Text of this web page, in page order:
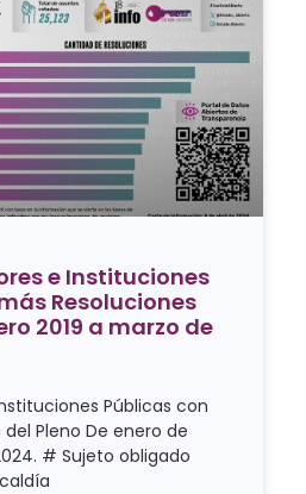
e Instituciones
Resoluciones
2019 a marzo de
Públicas con
Pleno De enero de
# Sujeto obligado